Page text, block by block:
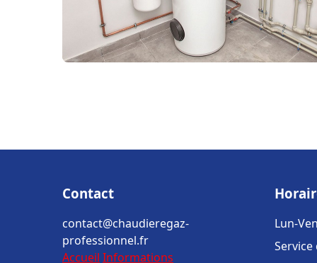
Contact
contact@chaudieregaz-
professionnel.fr
Accueil Informations
Lun-